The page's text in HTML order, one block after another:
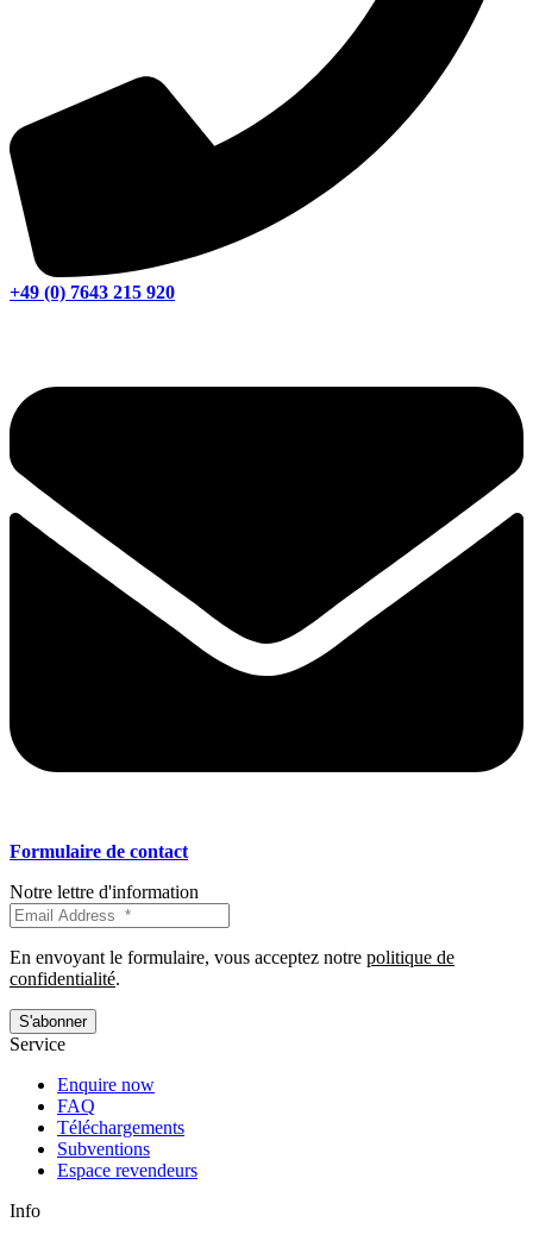
+49 (0) 7643 215 920
Formulaire de contact
Notre lettre d'information
En envoyant le formulaire, vous acceptez notre politique de
confidentialité.
Service
Enquire now
FAQ
Téléchargements
Subventions
Espace revendeurs
Info